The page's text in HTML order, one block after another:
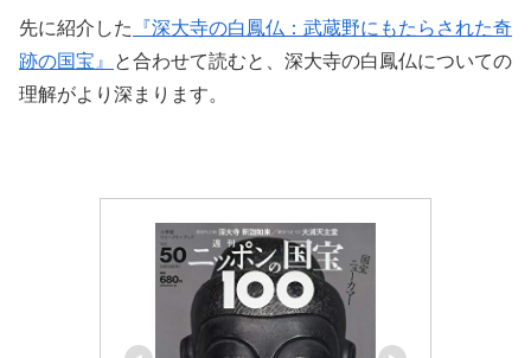
先に紹介した
『深大寺の白鳳仏：武蔵野にもたらされた奇
跡の国宝』
と合わせて読むと、深大寺の白鳳仏についての
理解がより深まります。